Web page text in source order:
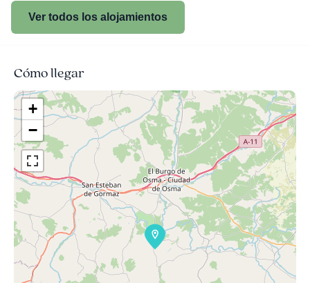
Ver todos los alojamientos
Cómo llegar
+
−